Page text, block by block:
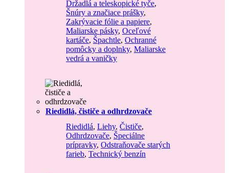
Držadlá a teleskopické tyče,
Šnúry a značiace prášky,
Zakrývacie fólie a papiere,
Maliarske pásky, Oceľové
kartáče, Špachtle, Ochranné
pomôcky a doplnky, Maliarske
vedrá a vaničky
Riedidlá, čističe a odhrdzovače
Riedidlá, Liehy, Čističe,
Odhrdzovače, Špeciálne
prípravky, Odstraňovače starých
farieb, Technický benzín